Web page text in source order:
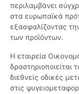
περιλαμβάνει
στα ευρωπαϊκά
εξασφαλίζοντας
των προϊόντων.
Η εταιρεία
δραστηριοποιείται
διεθνείς οδικές
στις